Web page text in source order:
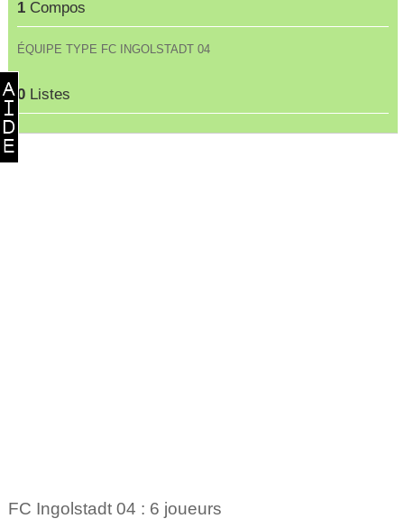
1Compos
ÉQUIPE TYPE FC INGOLSTADT 04
0Listes
FC Ingolstadt 04 : 6 joueurs